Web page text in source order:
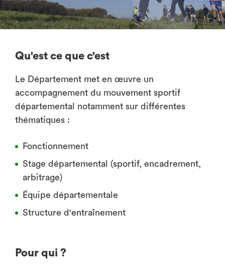
Qu'est ce que c'est
Le Département met en œuvre un
accompagnement du mouvement sportif
départemental notamment sur différentes
thématiques :
Fonctionnement
Stage départemental (sportif, encadrement,
arbitrage)
Équipe départementale
Structure d'entraînement
Pour qui ?